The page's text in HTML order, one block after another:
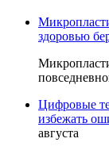
здоровью
Цифровые
избежать
августа